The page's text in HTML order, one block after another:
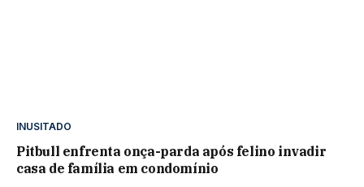
INUSITADO
Pitbull enfrenta onça-parda após felino invadir
casa de família em condomínio